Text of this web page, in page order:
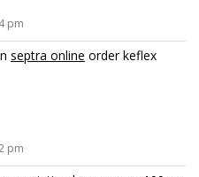
pm
septra online order keflex
pm